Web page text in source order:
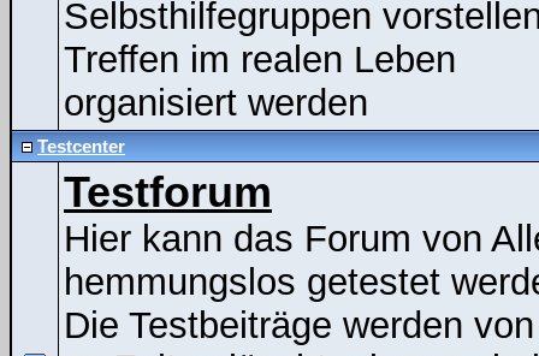
Selbsthilfegruppen
Treffen im realen Leben
organisiert werden
Testcenter
Testforum
Hier kann das Forum von
hemmungslos getestet
Die Testbeiträge werden